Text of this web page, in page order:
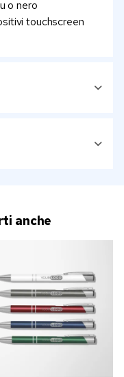
o nero
touchscreen
anche